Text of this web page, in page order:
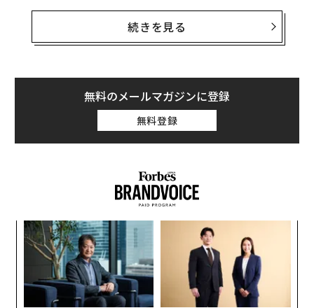
キンセルは2015年に、面倒な公証プロセスをオンライン
化するスタートアップの「Notarize」を設立した。同社
人から認証を受けられる。
続きを見る
無料のメールマガジンに登録
無料登録